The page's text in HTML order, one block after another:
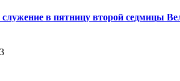
служение в пятницу второй седмицы